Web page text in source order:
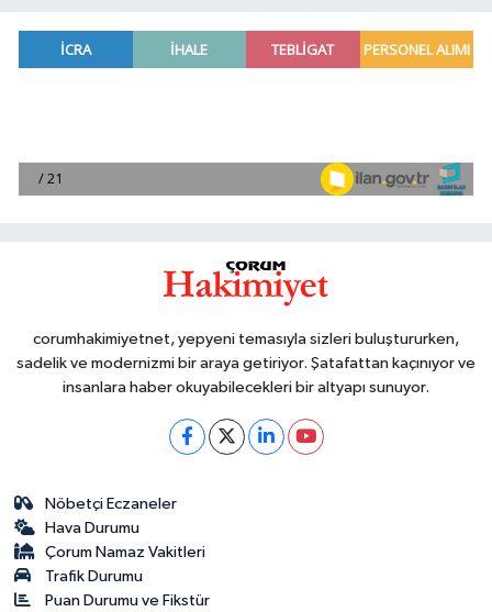
corumhakimiyetnet, yepyeni temasıyla sizleri buluştururken,
sadelik ve modernizmi bir araya getiriyor. Şatafattan kaçınıyor ve
insanlara haber okuyabilecekleri bir altyapı sunuyor.
Nöbetçi Eczaneler
Hava Durumu
Çorum Namaz Vakitleri
Trafik Durumu
Puan Durumu ve Fikstür